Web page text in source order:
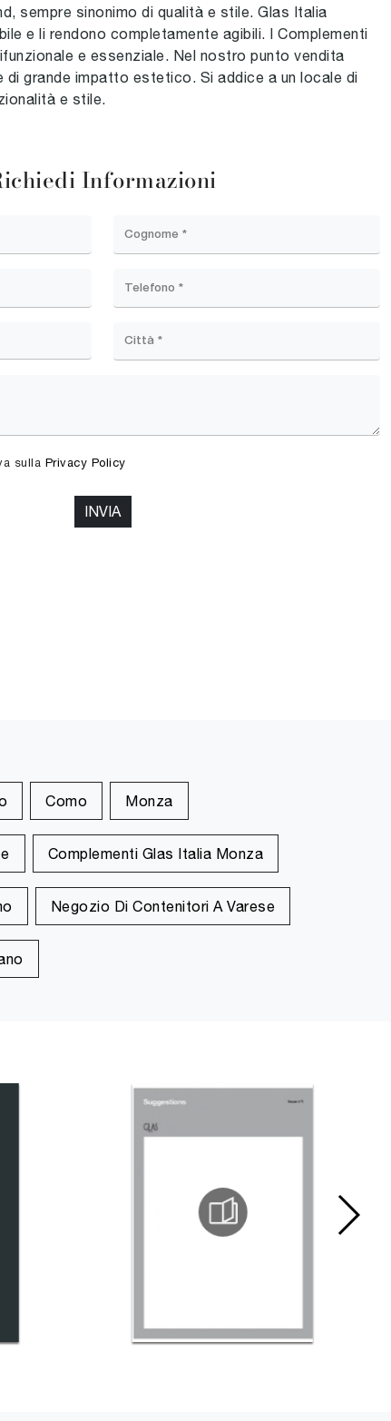
sempre sinonimo di qualità e stile. Glas Italia
e li rendono completamente agibili. I Complementi
e essenziale. Nel nostro punto vendita
di grande impatto estetico. Si addice a un locale di
e stile.
Informazioni
sulla Privacy Policy
INVIA
Como Monza
Complementi Glas Italia Monza
Negozio Di Contenitori A Varese